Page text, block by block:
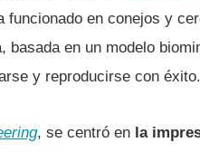
funcionado en conejos y
en un modelo
y reproducirse con éxito.
, se centró en la